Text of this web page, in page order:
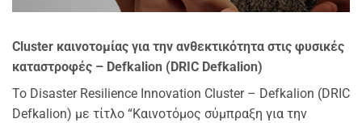
Cluster καινοτομίας για την ανθεκτικότητα στις φυσικές
καταστροφές – Defkalion (DRIC Defkalion)
Το Disaster Resilience Innovation Cluster – Defkalion (DRIC
Defkalion) με τίτλο “Καινοτόμος σύμπραξη για την